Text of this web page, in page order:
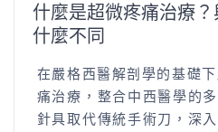
什麼是超微疼痛治療
什麼不同
在嚴格西醫解剖學的基礎
痛治療，整合中西醫學的
針具取代傳統手術刀，深